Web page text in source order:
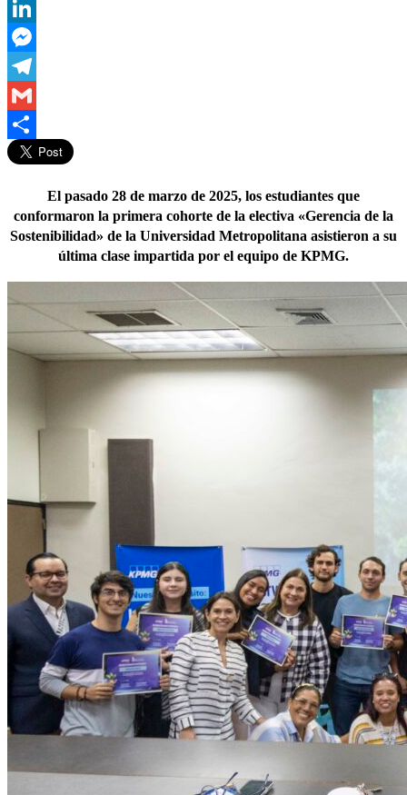
WhatsApp
LinkedIn
Messenger
Telegram
Gmail
Compartir
El pasado 28 de marzo de 2025, los estudiantes que
conformaron la primera cohorte de la electiva «Gerencia de la
Sostenibilidad» de la Universidad Metropolitana asistieron a su
última clase impartida por el equipo de KPMG.